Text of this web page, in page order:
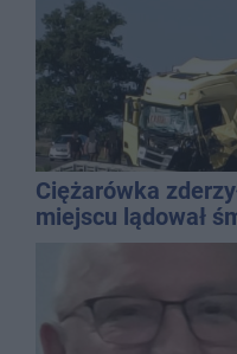
Ciężarówka
miejscu lądował